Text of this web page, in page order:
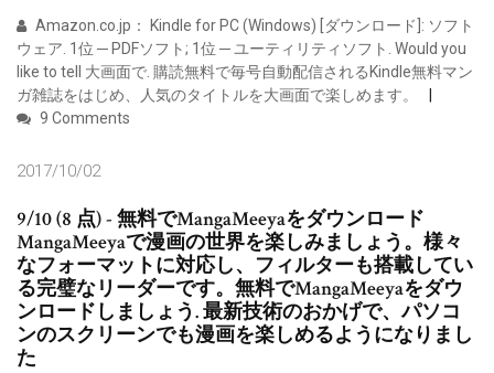
Amazon.co.jp： Kindle for PC (Windows) [ダウンロード]: ソフト
ウェア. 1位 ─ PDFソフト; 1位 ─ ユーティリティソフト. Would you
like to tell 大画面で. 購読無料で毎号自動配信されるKindle無料マン
ガ雑誌をはじめ、人気のタイトルを大画面で楽しめます。
9 Comments
2017/10/02
9/10 (8 点) - 無料でMangaMeeyaをダウンロード
MangaMeeyaで漫画の世界を楽しみましょう。様々
なフォーマットに対応し、フィルターも搭載してい
る完璧なリーダーです。無料でMangaMeeyaをダウ
ンロードしましょう. 最新技術のおかげで、パソコ
ンのスクリーンでも漫画を楽しめるようになりまし
た